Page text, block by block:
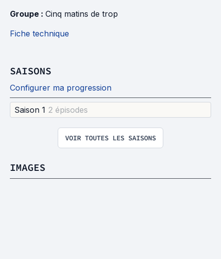
Groupe : Cinq matins de trop
Fiche technique
SAISONS
Configurer ma progression
Saison 1 2 épisodes
VOIR TOUTES LES SAISONS
IMAGES